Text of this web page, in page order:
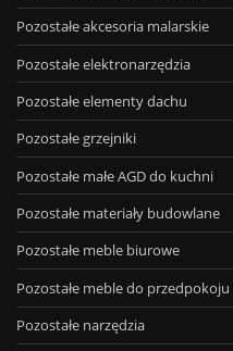
Pozostałe akcesoria malarskie
Pozostałe elektronarzędzia
Pozostałe elementy dachu
Pozostałe grzejniki
Pozostałe małe AGD do kuchni
Pozostałe materiały budowlane
Pozostałe meble biurowe
Pozostałe meble do przedpokoju
Pozostałe narzędzia